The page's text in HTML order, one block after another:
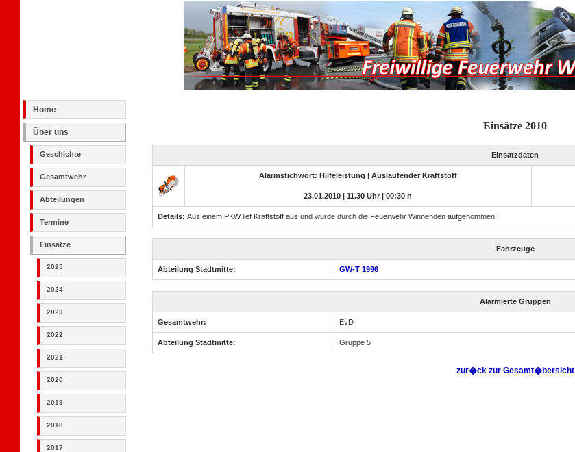
Home
Über uns
Geschichte
Gesamtwehr
Abteilungen
Termine
Einsätze
2025
2024
2023
2022
2021
2020
2019
2018
2017
Einsätze 2010
Einsatzdaten
Alarmstichwort: Hilfeleistung | Auslaufender Kraftstoff
23.01.2010 | 11.30 Uhr | 00:30 h
Details: Aus einem PKW lief Kraftstoff aus und wurde durch die Feuerwehr Winnenden aufgenommen.
Fahrzeuge
Abteilung Stadtmitte: GW-T 1996
Alarmierte Gruppen
Gesamtwehr: EvD
Abteilung Stadtmitte: Gruppe 5
zur�ck zur Gesamt�bersicht